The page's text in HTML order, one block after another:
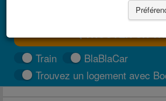
TROUVER UN
Train
BlaBlaCar
Trouvez un logement avec